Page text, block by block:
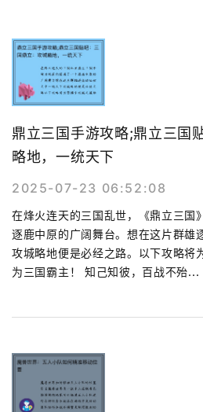
鼎立三国手游攻略;鼎立三国
略地，一统天下
2025-07-23 06:52:08
在烽火连天的三国乱世，《鼎立三国
逐鹿中原的广阔舞台。想在这片群雄
攻城略地便是必经之路。以下攻略将
为三国霸主！ 知己知彼，百战不殆...